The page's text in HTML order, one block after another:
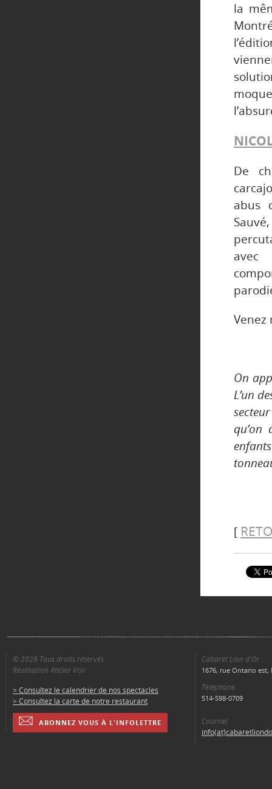
la
De
abus
avec
Venez
On
L’un
qu’on
[
© 2026 Tous droits réservés
Réalisation Atelier Voir
> Consultez le calendrier de nos spectacles
> Consultez la carte de notre restaurant
ABONNEZ VOUS À L'INFOLETTRE
Cabaret Lion d'Or :
1676, rue Ontario est,
Téléphone
514-598-0709
Courriel